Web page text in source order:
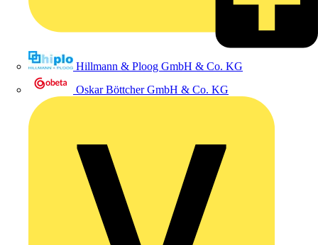
Hillmann & Ploog GmbH & Co. KG
Oskar Böttcher GmbH & Co. KG